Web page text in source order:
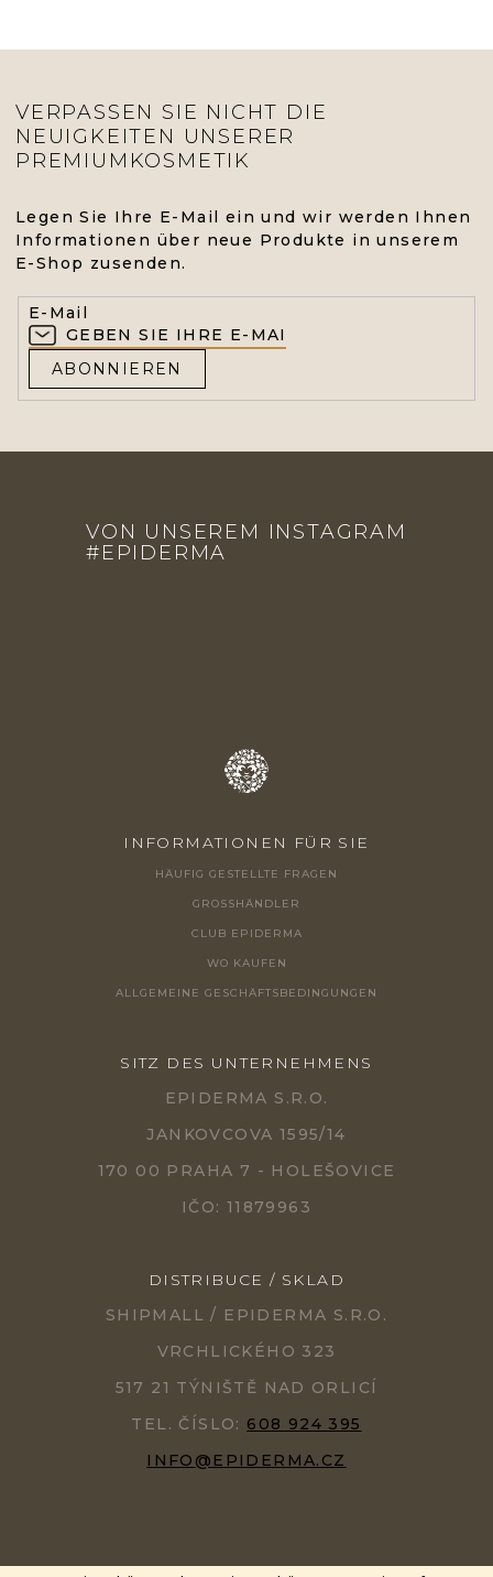
VERPASSEN SIE NICHT DIE
NEUIGKEITEN UNSERER
PREMIUMKOSMETIK
Legen Sie Ihre E-Mail ein und wir werden Ihnen
Informationen über neue Produkte in unserem
E-Shop zusenden.
E-Mail
ABONNIEREN
VON UNSEREM INSTAGRAM
#EPIDERMA
INFORMATIONEN FÜR SIE
HÄUFIG GESTELLTE FRAGEN
GROSSHÄNDLER
CLUB EPIDERMA
WO KAUFEN
ALLGEMEINE GESCHÄFTSBEDINGUNGEN
SITZ DES UNTERNEHMENS
EPIDERMA S.R.O.
JANKOVCOVA 1595/14
170 00 PRAHA 7 - HOLEŠOVICE
IČO: 11879963
DISTRIBUCE / SKLAD
SHIPMALL / EPIDERMA S.R.O.
VRCHLICKÉHO 323
517 21 TÝNIŠTĚ NAD ORLICÍ
TEL. ČÍSLO: 608 924 395
INFO@EPIDERMA.CZ